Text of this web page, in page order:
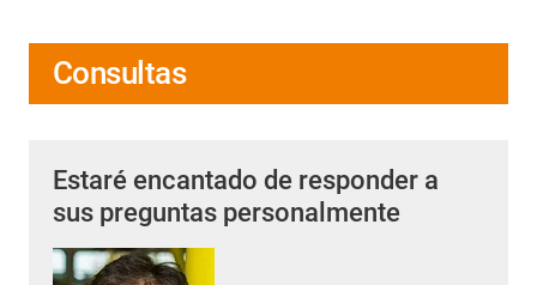
Consultas
Estaré encantado de responder a
sus preguntas personalmente